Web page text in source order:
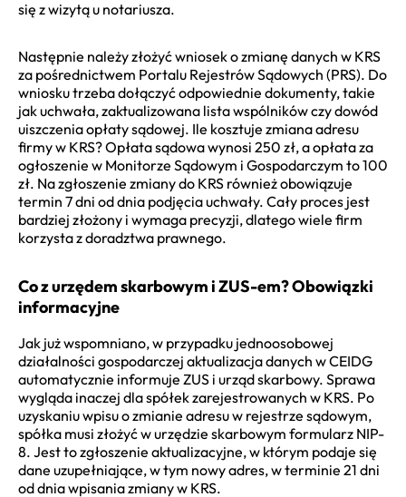
się z wizytą u notariusza.
Następnie należy złożyć wniosek o zmianę danych w KRS
za pośrednictwem Portalu Rejestrów Sądowych (PRS). Do
wniosku trzeba dołączyć odpowiednie dokumenty, takie
jak uchwała, zaktualizowana lista wspólników czy dowód
uiszczenia opłaty sądowej. Ile kosztuje zmiana adresu
firmy w KRS? Opłata sądowa wynosi 250 zł, a opłata za
ogłoszenie w Monitorze Sądowym i Gospodarczym to 100
zł. Na zgłoszenie zmiany do KRS również obowiązuje
termin 7 dni od dnia podjęcia uchwały. Cały proces jest
bardziej złożony i wymaga precyzji, dlatego wiele firm
korzysta z doradztwa prawnego.
Co z urzędem skarbowym i ZUS-em? Obowiązki
informacyjne
Jak już wspomniano, w przypadku jednoosobowej
działalności gospodarczej aktualizacja danych w CEIDG
automatycznie informuje ZUS i urząd skarbowy. Sprawa
wygląda inaczej dla spółek zarejestrowanych w KRS. Po
uzyskaniu wpisu o zmianie adresu w rejestrze sądowym,
spółka musi złożyć w urzędzie skarbowym formularz NIP-
8. Jest to zgłoszenie aktualizacyjne, w którym podaje się
dane uzupełniające, w tym nowy adres, w terminie 21 dni
od dnia wpisania zmiany w KRS.